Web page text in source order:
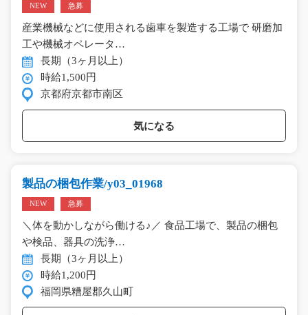
NEW 急募
産業機械などに使用される歯車を製造する工場で 研磨加
工や機械オペレータ…
長期（3ヶ月以上）
時給1,500円
京都府京都市南区
気になる
製品の梱包作業/y03_01968
NEW 急募
＼体を動かしながら働ける♪／ 食品工場で、製品の梱包
や検品、器具の洗浄…
長期（3ヶ月以上）
時給1,200円
福岡県糟屋郡久山町